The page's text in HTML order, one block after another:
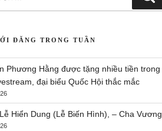
ĐĂNG TRONG TUẦN
Phương Hằng được tặng nhiều tiền trong
đại biểu Quốc Hội thắc mắc
Hiển Dung (Lễ Biến Hình), – Cha Vương